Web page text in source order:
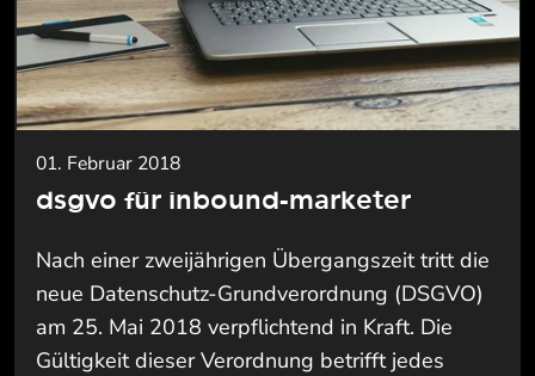
01. Februar 2018
dsgvo für inbound-marketer
Nach einer zweijährigen Übergangszeit tritt die
neue Datenschutz-Grundverordnung (DSGVO)
am 25. Mai 2018 verpflichtend in Kraft. Die
Gültigkeit dieser Verordnung betrifft jedes